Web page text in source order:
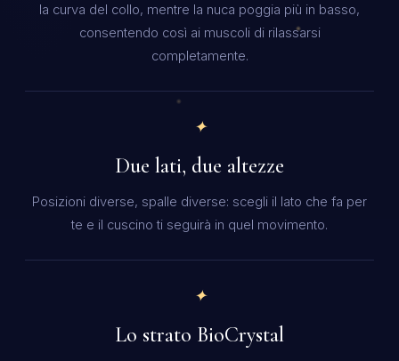
la curva del collo, mentre la nuca poggia più in basso,
consentendo così ai muscoli di rilassarsi
completamente.
✦
Due lati, due altezze
Posizioni diverse, spalle diverse: scegli il lato che fa per
te e il cuscino ti seguirà in quel movimento.
✦
Lo strato BioCrystal